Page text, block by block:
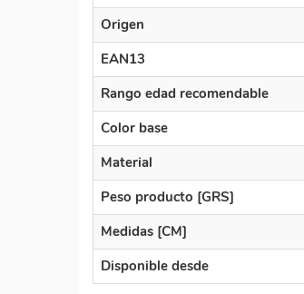
Origen
EAN13
Rango edad recomendable
Color base
Material
Peso producto [GRS]
Medidas [CM]
Disponible desde